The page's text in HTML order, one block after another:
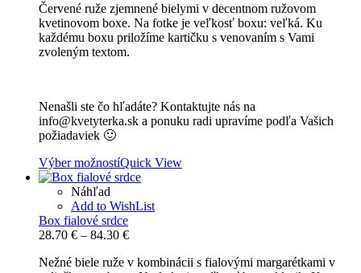
32.40 €
through
187.40 €
Červené ruže zjemnené bielymi v decentnom ružovom
kvetinovom boxe. Na fotke je veľkosť boxu: veľká. Ku
každému boxu priložíme kartičku s venovaním s Vami
zvoleným textom.
Nenašli ste čo hľadáte? Kontaktujte nás na
info@kvetyterka.sk a ponuku radi upravíme podľa Vašich
požiadaviek 🙂
Výber možnostíQuick View
Náhľad
Add to WishList
Box fialové srdce
28.70 € – 84.30 €Price
28.70 €
Nežné biele ruže v kombinácii s fialovými margarétkami v